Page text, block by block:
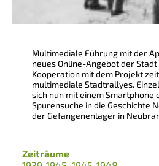
Multimediale Führung mit der
neues Online-Angebot der
Kooperation mit dem Projekt
multimediale Stadtrallyes.
sich nun mit einem
Spurensuche in die Geschichte
der Gefangenenlager in
Zeiträume